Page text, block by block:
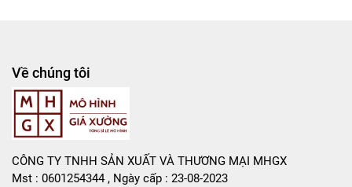
Về chúng tôi
CÔNG TY TNHH SẢN XUẤT VÀ THƯƠNG MẠI MHGX
Mst : 0601254344 , Ngày cấp : 23-08-2023